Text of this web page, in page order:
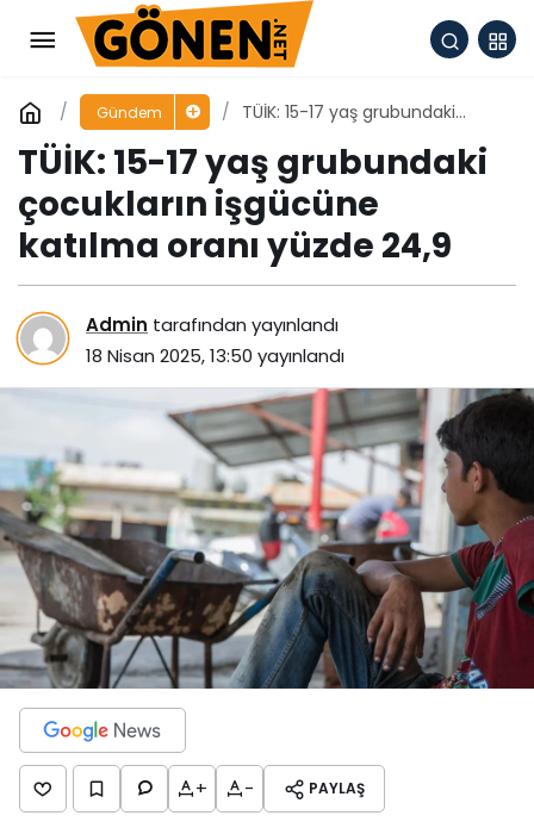
Gündem
TÜİK: 15-17 yaş grubundaki
oranı yüzde 24,9
TÜİK: 15-17 yaş grubundaki
çocukların işgücüne
katılma oranı yüzde 24,9
Admin tarafından yayınlandı
18 Nisan 2025, 13:50 yayınlandı
+ - PAYLAŞ